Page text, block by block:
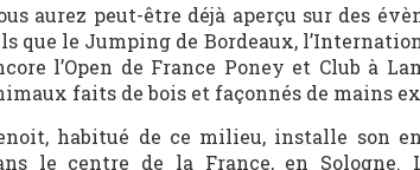
aurez peut-être déjà aperçu sur des
que le Jumping de Bordeaux,
l’Open de France Poney et Club à
faits de bois et façonnés de mains
habitué de ce milieu, installe son
le centre de la France, en Sologne.